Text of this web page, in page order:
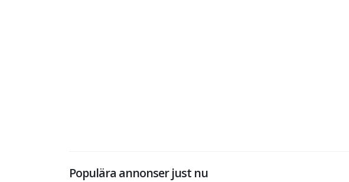
Populära annonser just nu